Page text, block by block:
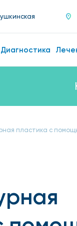
Диагностика
пластика с